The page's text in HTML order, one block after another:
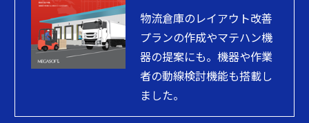
物流倉庫のレイアウト改善
プランの作成やマテハン機
器の提案にも。機器や作業
者の動線検討機能も搭載し
ました。